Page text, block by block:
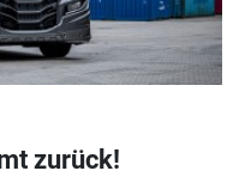
zurück!